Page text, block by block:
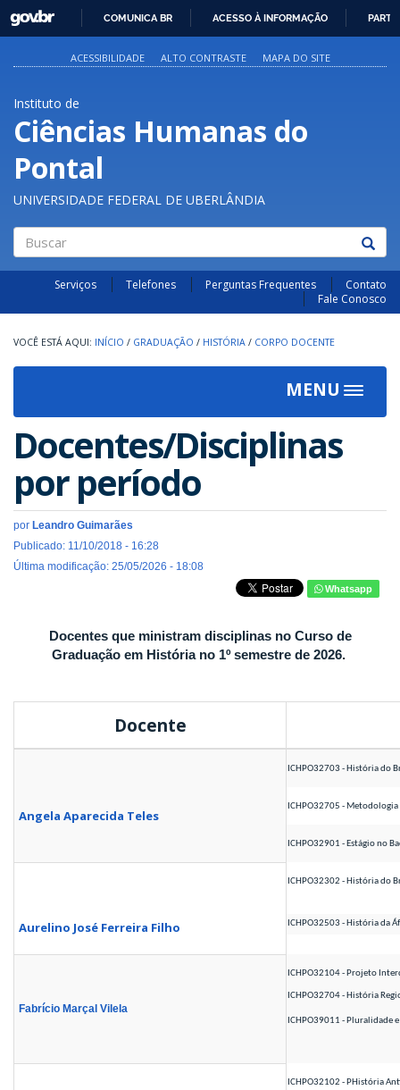
PARA
O
GOVBR
COMUNICA BR ACESSO À INFORMAÇÃO
ACESSIBILIDADE ALTO CONTRASTE MAPA DO SITE
Instituto de
Ciências Humanas do
Pontal
UNIVERSIDADE FEDERAL DE UBERLÂNDIA
Buscar
Serviços Telefones Perguntas Frequentes
Contato
Fale Conosco
INÍCIO / GRADUAÇÃO / HISTÓRIA / CORPO DOCENTE
MENU
Toggle
Docentes/Disciplinas
por período
por Leandro Guimarães
Publicado: 11/10/2018 - 16:28
Última modificação: 25/05/2026 - 18:08
Whatsapp
Docentes que ministram disciplinas no Curso de
Graduação em História no 1º semestre de 2026.
Docente
Angela Aparecida Teles
ICHPO32703 - História
ICHPO32705 -
ICHPO32901 - Estágio no
Aurelino José Ferreira Filho
ICHPO32302 - História do
ICHPO32503 - História da
Fabrício Marçal Vilela
ICHPO32104 - Projeto
ICHPO32704 - História
ICHPO39011 - Pluralidade
ICHPO32102 - PHistória